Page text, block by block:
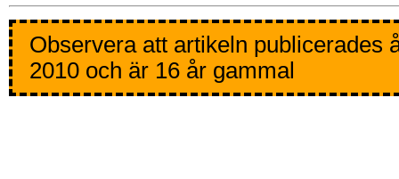
Observera att artikeln publicerades
2010 och är 16 år gammal